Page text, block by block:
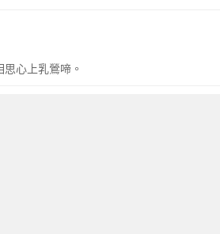
心上乳鶯啼。